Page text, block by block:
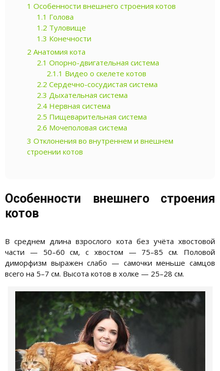
1 Особенности внешнего строения котов
1.1 Голова
1.2 Туловище
1.3 Конечности
2 Анатомия кота
2.1 Опорно-двигательная система
2.1.1 Видео о скелете котов
2.2 Сердечно-сосудистая система
2.3 Дыхательная система
2.4 Нервная система
2.5 Пищеварительная система
2.6 Мочеполовая система
3 Отклонения во внутреннем и внешнем
строении котов
Особенности внешнего строения
котов
В среднем длина взрослого кота без учёта хвостовой
части — 50–60 см, с хвостом — 75–85 см. Половой
диморфизм выражен слабо — самочки меньше самцов
всего на 5–7 см. Высота котов в холке — 25–28 см.